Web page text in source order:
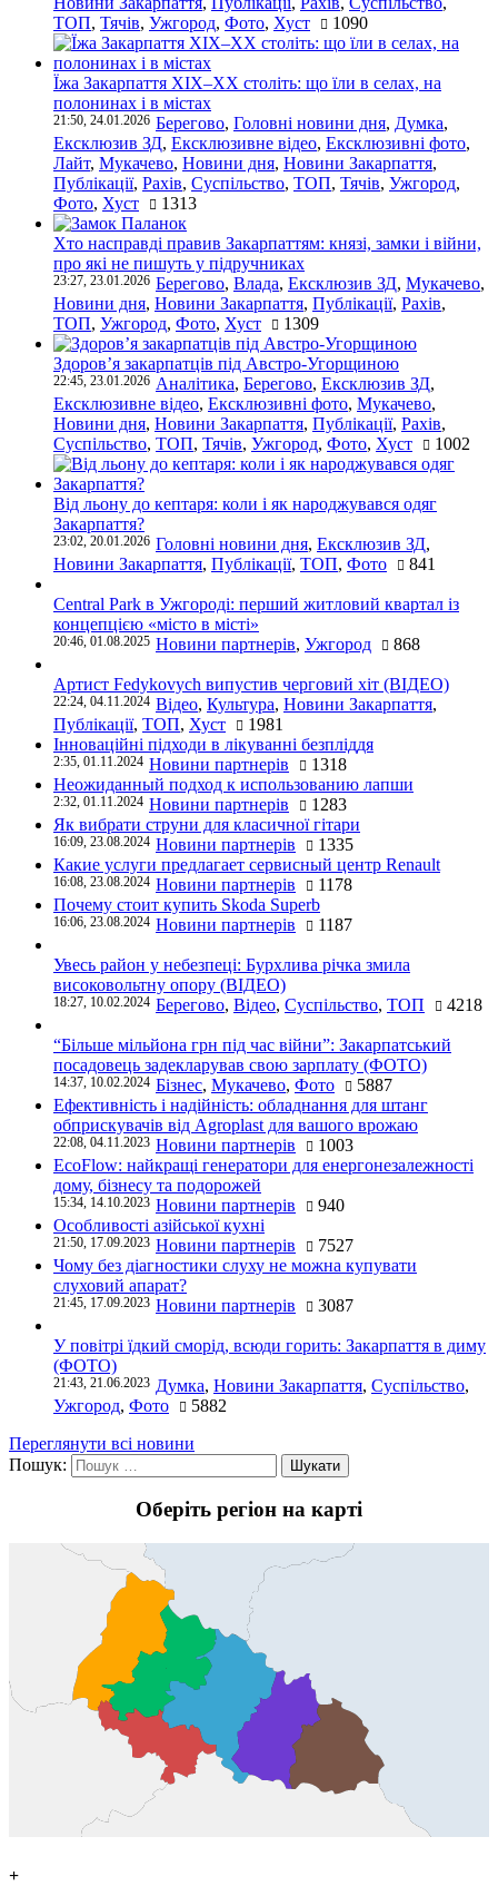
ТОП, Тячів, Ужгород, Фото, Хуст 1090
Їжа Закарпаття ХІХ–ХХ століть: що їли в селах, на
полонинах і в містах
21:50, 24.01.2026 Берегово, Головні новини дня, Думка,
Ексклюзив ЗД, Ексклюзивне відео, Ексклюзивні фото,
Лайт, Мукачево, Новини дня, Новини Закарпаття,
Публікації, Рахів, Суспільство, ТОП, Тячів, Ужгород,
Фото, Хуст 1313
Хто насправді правив Закарпаттям: князі, замки і війни,
про які не пишуть у підручниках
23:27, 23.01.2026 Берегово, Влада, Ексклюзив ЗД, Мукачево,
Новини дня, Новини Закарпаття, Публікації, Рахів,
ТОП, Ужгород, Фото, Хуст 1309
Здоров’я закарпатців під Австро-Угорщиною
22:45, 23.01.2026 Аналітика, Берегово, Ексклюзив ЗД,
Ексклюзивне відео, Ексклюзивні фото, Мукачево,
Новини дня, Новини Закарпаття, Публікації, Рахів,
Суспільство, ТОП, Тячів, Ужгород, Фото, Хуст 1002
Від льону до кептаря: коли і як народжувався одяг
Закарпаття?
23:02, 20.01.2026 Головні новини дня, Ексклюзив ЗД,
Новини Закарпаття, Публікації, ТОП, Фото 841
Central Park в Ужгороді: перший житловий квартал із
концепцією «місто в місті»
20:46, 01.08.2025 Новини партнерів, Ужгород 868
Артист Fedykovych випустив черговий хіт (ВІДЕО)
22:24, 04.11.2024 Відео, Культура, Новини Закарпаття,
Публікації, ТОП, Хуст
1981
Інноваційні підходи в лікуванні безпліддя
2:35, 01.11.2024 Новини партнерів
1318
Неожиданный подход к использованию лапши
2:32, 01.11.2024 Новини партнерів
1283
Як вибрати струни для класичної гітари
16:09, 23.08.2024 Новини партнерів
1335
Какие услуги предлагает сервисный центр Renault
16:08, 23.08.2024 Новини партнерів
1178
Почему стоит купить Skoda Superb
16:06, 23.08.2024 Новини партнерів 1187
Увесь район у небезпеці: Бурхлива річка змила
високовольтну опору (ВІДЕО)
18:27, 10.02.2024 Берегово, Відео, Суспільство, ТОП 4218
“Більше мільйона грн під час війни”: Закарпатський
посадовець задекларував свою зарплату (ФОТО)
14:37, 10.02.2024 Бізнес, Мукачево, Фото
5887
Ефективність і надійність: обладнання для штанг
обприскувачів від Agroplast для вашого врожаю
22:08, 04.11.2023 Новини партнерів
1003
EcoFlow: найкращі генератори для енергонезалежності
дому, бізнесу та подорожей
15:34, 14.10.2023 Новини партнерів
940
Особливості азійської кухні
21:50, 17.09.2023 Новини партнерів
7527
Чому без діагностики слуху не можна купувати
слуховий апарат?
21:45, 17.09.2023 Новини партнерів 3087
У повітрі їдкий сморід, всюди горить: Закарпаття в диму
(ФОТО)
21:43, 21.06.2023 Думка, Новини Закарпаття, Суспільство,
Ужгород, Фото
5882
Переглянути всі новини
Пошук:
Оберіть регіон на карті
+